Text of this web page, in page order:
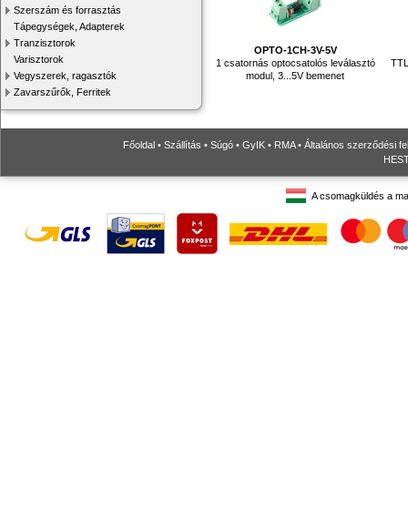
Szerszám és forrasztás
Tápegységek, Adapterek
Tranzisztorok
Varisztorok
Vegyszerek, ragasztók
Zavarszűrők, Ferritek
OPTO-1CH-3V-5V
1 csatornás optocsatolós leválasztó
modul, 3...5V bemenet
Főoldal • Szállítás • Súgó • GyIK • RMA• Általános szerződési
A csomagküldés a